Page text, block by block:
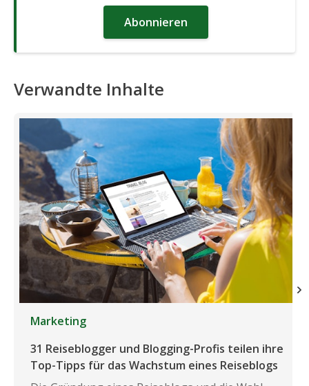
Abonnieren
Verwandte Inhalte
Marketing
31 Reiseblogger und Blogging-Profis teilen ihre
Top-Tipps für das Wachstum eines Reiseblogs